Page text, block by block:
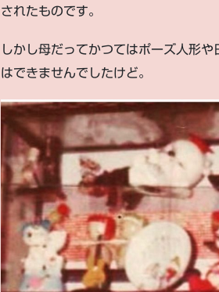
されたものです。
しかし母だってかつてはポーズ人形
はできませんでしたけど。